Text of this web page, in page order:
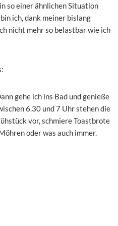
so einer ähnlichen Situation
ich, dank meiner bislang
nicht mehr so belastbar wie ich
gehe ich ins Bad und genieße
6.30 und 7 Uhr stehen die
vor, schmiere Toastbrote
oder was auch immer.